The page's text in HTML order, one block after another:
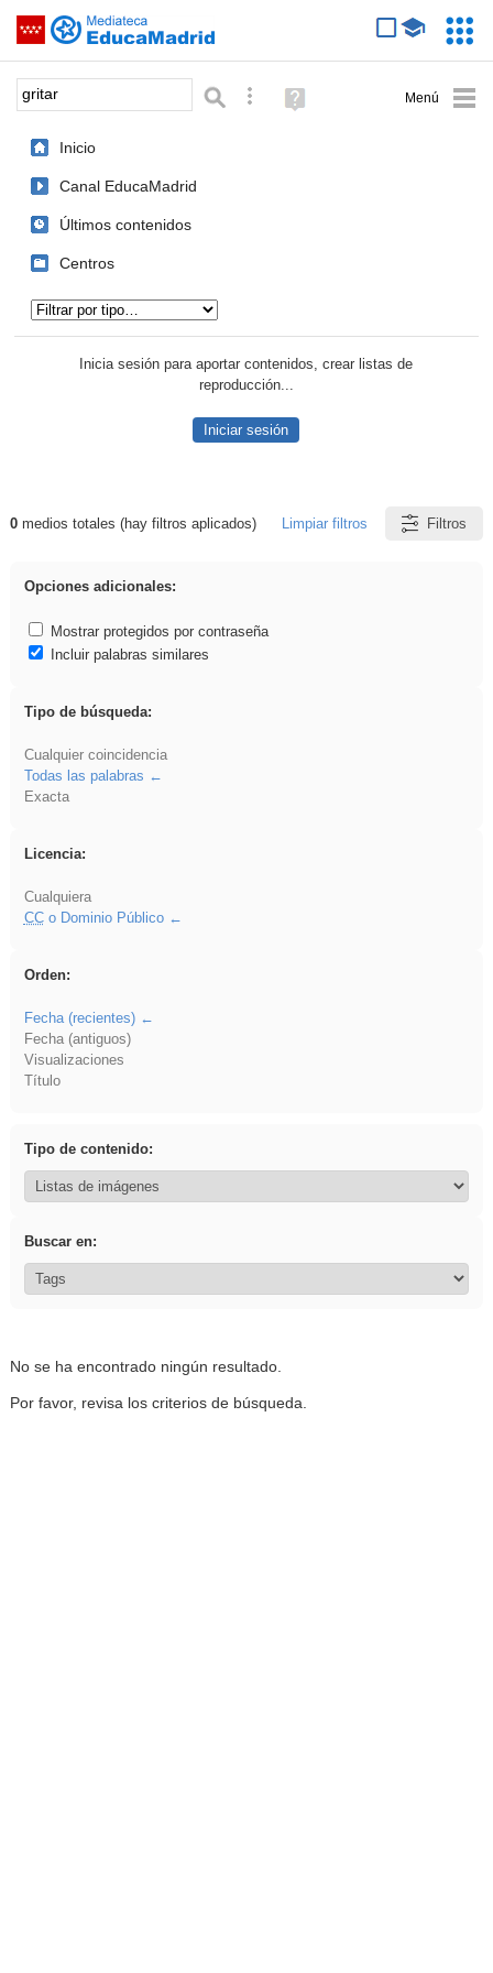
Saltar navegación
Palabra o frase: Búsqueda avanzada
Ayuda
(en
Inicio
Canal EducaMadrid
Últimos contenidos
Centros
Inicia sesión para aportar contenidos, crear listas de
reproducción...
Iniciar sesión
Resultados de: gritar
0medios totales (hay filtros aplicados) Limpiar filtros Filtros
Opciones adicionales:
Mostrar protegidos por contraseña
Incluir palabras similares
Tipo de búsqueda:
Cualquier coincidencia
Todas las palabras
Exacta
Licencia:
Cualquiera
CCo Dominio Público
Orden:
Fecha (recientes)
Fecha (antiguos)
Visualizaciones
Título
Tipo de contenido:
Buscar en:
No se ha encontrado ningún resultado.
Por favor, revisa los criterios de búsqueda.